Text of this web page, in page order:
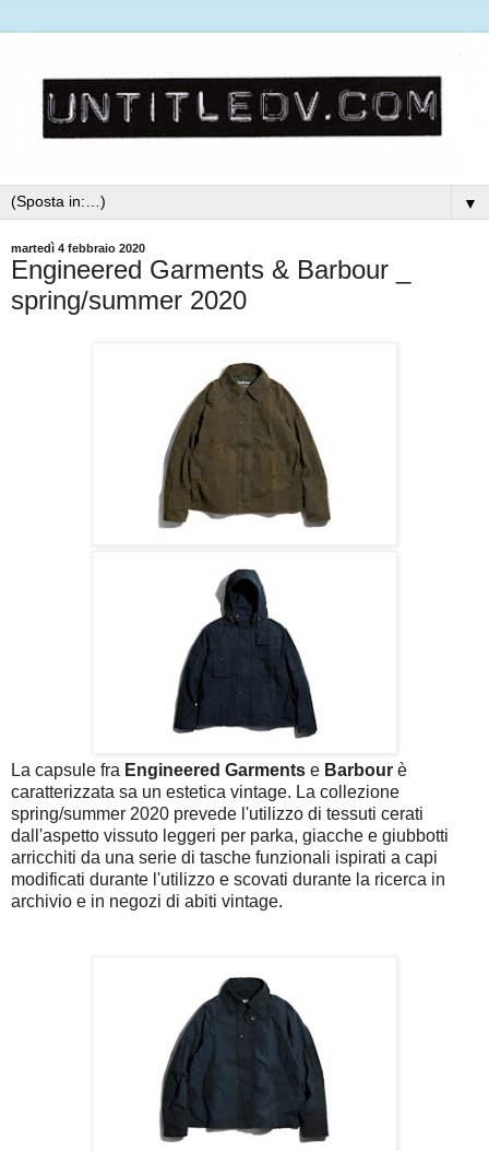
▼
martedì 4 febbraio 2020
Engineered Garments & Barbour _
spring/summer 2020
La capsule fra Engineered Garments e Barbour è
caratterizzata sa un estetica vintage. La collezione
spring/summer 2020 prevede l'utilizzo di tessuti cerati
dall'aspetto vissuto leggeri per parka, giacche e giubbotti
arricchiti da una serie di tasche funzionali ispirati a capi
modificati durante l'utilizzo e scovati durante la ricerca in
archivio e in negozi di abiti vintage.